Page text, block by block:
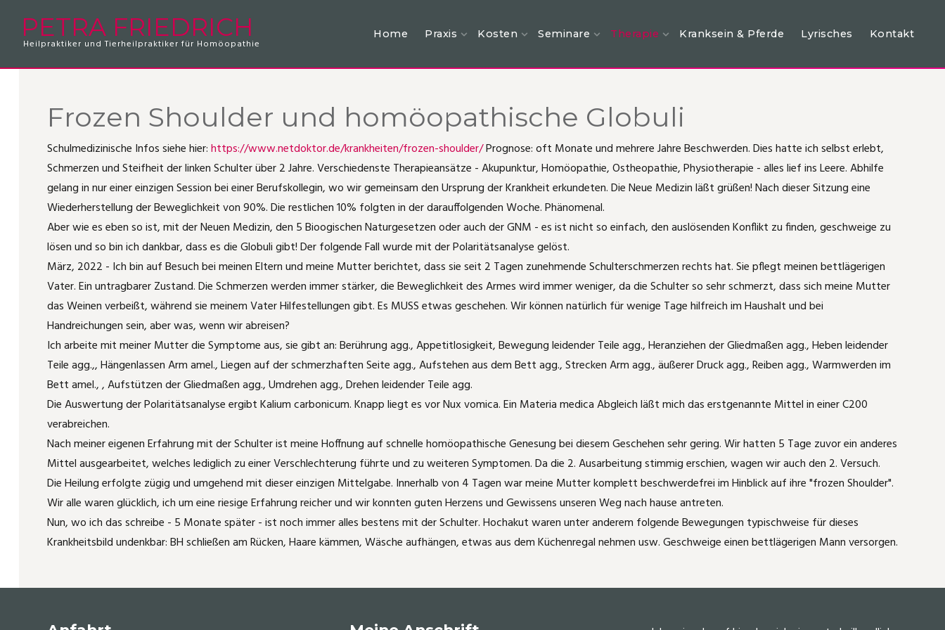
PETRA FRIEDRICH
Heilpraktiker und Tierheilpraktiker für Homöopathie
Home Praxis Kosten Seminare Therapie Kranksein & Pferde Lyrisches Kontakt
Frozen Shoulder und homöopathische Globuli
Schulmedizinische Infos siehe hier:https://www.netdoktor.de/krankheiten/frozen-shoulder/Prognose: oft Monate und mehrere Jahre Beschwerden. Dies hatte ich selbst erlebt,
Schmerzen und Steifheit der linken Schulter über 2 Jahre. Verschiedenste Therapieansätze - Akupunktur, Homöopathie, Ostheopathie, Physiotherapie - alles lief ins Leere. Abhilfe
gelang in nur einer einzigen Session bei einer Berufskollegin, wo wir gemeinsam den Ursprung der Krankheit erkundeten. Die Neue Medizin läßt grüßen! Nach dieser Sitzung eine
Wiederherstellung der Beweglichkeit von 90%. Die restlichen 10% folgten in der darauffolgenden Woche. Phänomenal.
Aber wie es eben so ist, mit der Neuen Medizin, den 5 Bioogischen Naturgesetzen oder auch der GNM - es ist nicht so einfach, den auslösenden Konflikt zu finden, geschweige zu
lösen und so bin ich dankbar, dass es die Globuli gibt! Der folgende Fall wurde mit der Polaritätsanalyse gelöst.
März, 2022 - Ich bin auf Besuch bei meinen Eltern und meine Mutter berichtet, dass sie seit 2 Tagen zunehmende Schulterschmerzen rechts hat. Sie pflegt meinen bettlägerigen
Vater. Ein untragbarer Zustand. Die Schmerzen werden immer stärker, die Beweglichkeit des Armes wird immer weniger, da die Schulter so sehr schmerzt, dass sich meine Mutter
das Weinen verbeißt, während sie meinem Vater Hilfestellungen gibt. Es MUSS etwas geschehen. Wir können natürlich für wenige Tage hilfreich im Haushalt und bei
Handreichungen sein, aber was, wenn wir abreisen?
Ich arbeite mit meiner Mutter die Symptome aus, sie gibt an: Berührung agg., Appetitlosigkeit, Bewegung leidender Teile agg., Heranziehen der Gliedmaßen agg., Heben leidender
Teile agg.,, Hängenlassen Arm amel., Liegen auf der schmerzhaften Seite agg., Aufstehen aus dem Bett agg., Strecken Arm agg., äußerer Druck agg., Reiben agg., Warmwerden im
Bett amel., , Aufstützen der Gliedmaßen agg., Umdrehen agg., Drehen leidender Teile agg.
Die Auswertung der Polaritätsanalyse ergibt Kalium carbonicum. Knapp liegt es vor Nux vomica. Ein Materia medica Abgleich läßt mich das erstgenannte Mittel in einer C200
verabreichen.
Nach meiner eigenen Erfahrung mit der Schulter ist meine Hoffnung auf schnelle homöopathische Genesung bei diesem Geschehen sehr gering. Wir hatten 5 Tage zuvor ein anderes
Mittel ausgearbeitet, welches lediglich zu einer Verschlechterung führte und zu weiteren Symptomen. Da die 2. Ausarbeitung stimmig erschien, wagen wir auch den 2. Versuch.
Die Heilung erfolgte zügig und umgehend mit dieser einzigen Mittelgabe. Innerhalb von 4 Tagen war meine Mutter komplett beschwerdefrei im Hinblick auf ihre "frozen Shoulder".
Wir alle waren glücklich, ich um eine riesige Erfahrung reicher und wir konnten guten Herzens und Gewissens unseren Weg nach hause antreten.
Nun, wo ich das schreibe - 5 Monate später - ist noch immer alles bestens mit der Schulter. Hochakut waren unter anderem folgende Bewegungen typischweise für dieses
Krankheitsbild undenkbar: BH schließen am Rücken, Haare kämmen, Wäsche aufhängen, etwas aus dem Küchenregal nehmen usw. Geschweige einen bettlägerigen Mann versorgen.
Revierärger bei Katzen
Pferd mit Ekzem
Vom Hotspot zur Lungenentzündung
Dem Fuchs entkommen!
Katze mit Radialislähmung
Katzenschnupfen
Katerkämpfe
August der Starke
Laufente läuft nicht mehr
Headshaker - Pferdchen
Bauchschmerzen unklarer Herkunft
Husten und Sinusitis
Blasenentzündung
Schlüsselbeinbruch
Medorrhinum-Fall
Carbolicum acidum
Kummer durch Kippfensterkatze
Phytolacca
Wie Aranea ixobola die Haare bei einem
kleinen Mädchen wieder wachsen läßt
Rosacea - homöopathisch deutlich
gebessert